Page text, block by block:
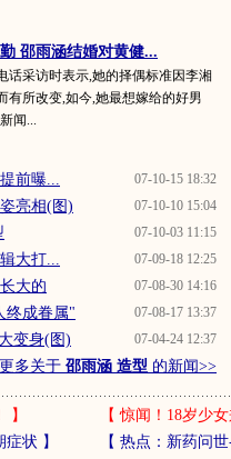
邵雨涵结婚对黄健...
话采访时表示,她的择偶标准因李湘
有所改变,如今,她最想嫁给的好男
闻...
07-10-15 18:32
前曝...
07-10-10 15:04
亮相(图)
07-10-03 11:15
07-09-18 12:25
大打...
07-08-30 14:16
大的
07-08-17 13:37
终成眷属"
07-04-24 12:37
变身(图)
更多关于 邵雨涵 造型 的新闻>>
】 【惊闻！18岁少
症状 】 【 热点：新药问